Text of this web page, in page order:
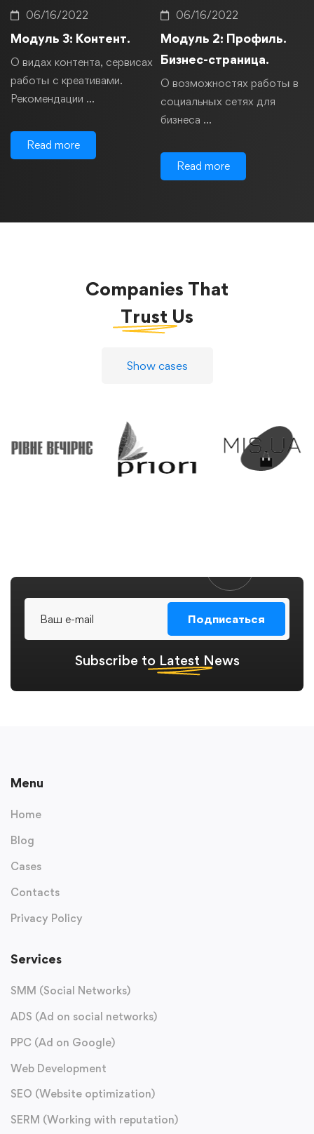
06/16/2022
Модуль 3: Контент.
О видах контента, сервисах
работы с креативами.
Рекомендации …
Read more
06/16/2022
Модуль 2: Профиль.
Бизнес-страница.
О возможностях работы в
социальных сетях для
бизнеса …
Read more
Companies That
Trust Us
Show cases
Subscribe to Latest News
Подписаться
Menu
Home
Blog
Cases
Contacts
Privacy Policy
Services
SMM (Social Networks)
ADS (Ad on social networks)
PPC (Ad on Google)
Web Development
SEO (Website optimization)
SERM (Working with reputation)